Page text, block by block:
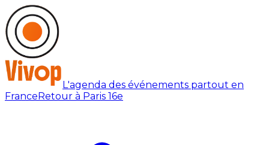
L'agenda des événements partout en
FranceRetour à Paris 16e